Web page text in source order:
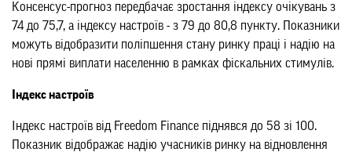
Консенсус-прогноз передбачає зростання індексу очікувань з
74 до 75,7, а індексу настроїв - з 79 до 80,8 пункту. Показники
можуть відобразити поліпшення стану ринку праці і надію на
нові прямі виплати населенню в рамках фіскальних стимулів.
Індекс настроїв
Індекс настроїв від Freedom Finance піднявся до 58 зі 100.
Показник відображає надію учасників ринку на відновлення